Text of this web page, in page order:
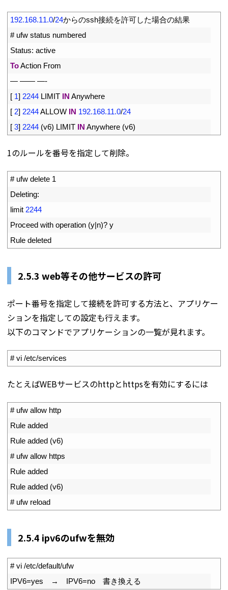
192.168.11.0/24からのssh接続を許可した場合の結果
# ufw status numbered
Status: active
ToAction From
— —— —-
[ 1] 2244 LIMIT IN Anywhere
[ 2] 2244ALLOW IN 192.168.11.0/24
[ 3] 2244 (v6) LIMIT IN Anywhere (v6)
1のルールを番号を指定して削除。
# ufw delete 1
Deleting:
limit 2244
Proceed with operation (y|n)? y
Rule deleted
2.5.3 web等その他サービスの許可
ポート番号を指定して接続を許可する方法と、アプリケー
ションを指定しての設定も行えます。
以下のコマンドでアプリケーションの一覧が見れます。
# vi /etc/services
たとえばWEBサービスのhttpとhttpsを有効にするには
# ufw allow http
Rule added
Rule added (v6)
# ufw allow https
Rule added
Rule added (v6)
# ufw reload
2.5.4 ipv6のufwを無効
# vi /etc/default/ufw
IPV6=yes → IPV6=no 書き換える